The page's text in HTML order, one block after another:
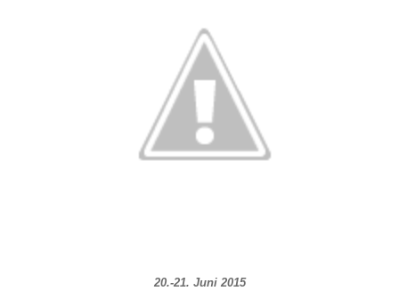
20.-21. Juni 2015